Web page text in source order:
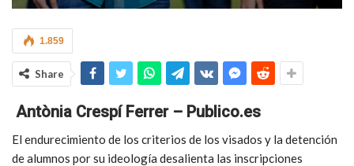
1.859
Share
Antònia Crespí Ferrer – Publico.es
El endurecimiento de los criterios de los visados y la detención
de alumnos por su ideología desalienta las inscripciones